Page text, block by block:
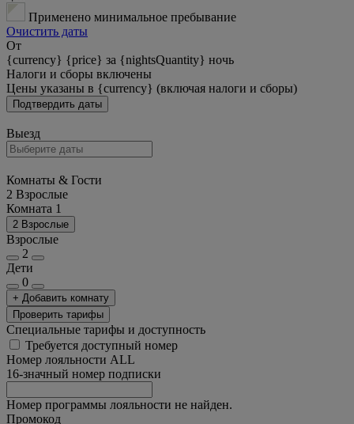
Применено минимальное пребывание
Очистить даты
От
{currency} {price} за {nightsQuantity} ночь
Налоги и сборы включены
Цены указаны в {currency} (включая налоги и сборы)
Подтвердить даты
Выезд
Комнаты & Гости
2 Взрослые
Комната 1
2 Взрослые
Взрослые
2
Дети
0
+ Добавить комнату
Проверить тарифы
Специальные тарифы и доступность
Требуется доступный номер
Номер лояльности ALL
16-значный номер подписки
Номер программы лояльности не найден.
Промокод